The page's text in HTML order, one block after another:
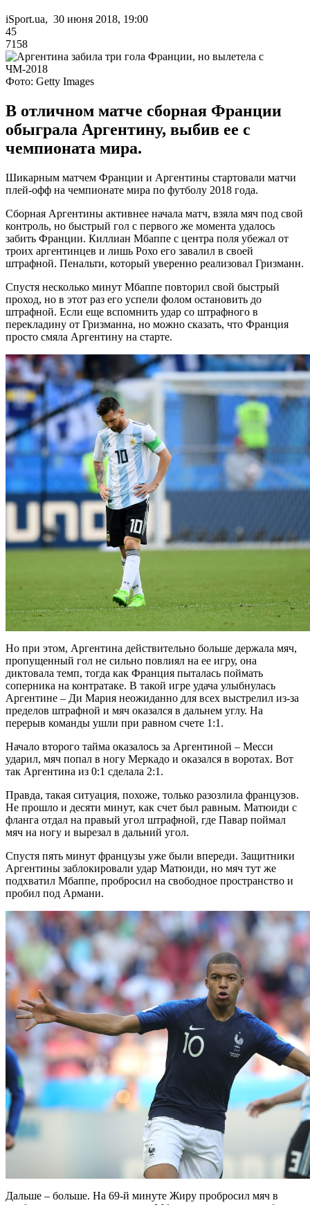
iSport.ua, 30 июня 2018, 19:00
45
7158
Фото: Getty Images
В отличном матче сборная Франции
обыграла Аргентину, выбив ее с
чемпионата мира.
Шикарным матчем Франции и Аргентины стартовали матчи
плей-офф на чемпионате мира по футболу 2018 года.
Сборная Аргентины активнее начала матч, взяла мяч под свой
контроль, но быстрый гол с первого же момента удалось
забить Франции. Киллиан Мбаппе с центра поля убежал от
троих аргентинцев и лишь Рохо его завалил в своей
штрафной. Пенальти, который уверенно реализовал Гризманн.
Спустя несколько минут Мбаппе повторил свой быстрый
проход, но в этот раз его успели фолом остановить до
штрафной. Если еще вспомнить удар со штрафного в
перекладину от Гризманна, но можно сказать, что Франция
просто смяла Аргентину на старте.
Но при этом, Аргентина действительно больше держала мяч,
пропущенный гол не сильно повлиял на ее игру, она
диктовала темп, тогда как Франция пыталась поймать
соперника на контратаке. В такой игре удача улыбнулась
Аргентине – Ди Мария неожиданно для всех выстрелил из-за
пределов штрафной и мяч оказался в дальнем углу. На
перерыв команды ушли при равном счете 1:1.
Начало второго тайма оказалось за Аргентиной – Месси
ударил, мяч попал в ногу Меркадо и оказался в воротах. Вот
так Аргентина из 0:1 сделала 2:1.
Правда, такая ситуация, похоже, только разозлила французов.
Не прошло и десяти минут, как счет был равным. Матюиди с
фланга отдал на правый угол штрафной, где Павар поймал
мяч на ногу и вырезал в дальний угол.
Спустя пять минут французы уже были впереди. Защитники
Аргентины заблокировали удар Матюиди, но мяч тут же
подхватил Мбаппе, пробросил на свободное пространство и
пробил под Армани.
Дальше – больше. На 69-й минуте Жиру пробросил мяч в